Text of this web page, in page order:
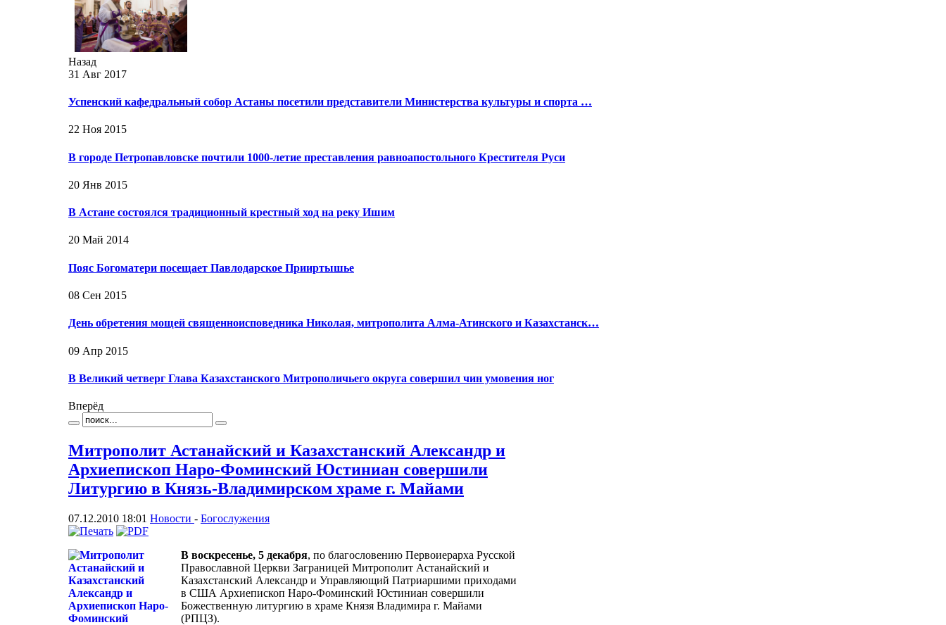
Назад
31 Авг 2017
Успенский кафедральный собор Астаны посетили представители Министерства культуры и спорта …
22 Ноя 2015
В городе Петропавловске почтили 1000-летие преставления равноапостольного Крестителя Руси
20 Янв 2015
В Астане состоялся традиционный крестный ход на реку Ишим
20 Май 2014
Пояс Богоматери посещает Павлодарское Прииртышье
08 Сен 2015
День обретения мощей священноисповедника Николая, митрополита Алма-Атинского и Казахстанск…
09 Апр 2015
В Великий четверг Глава Казахстанского Митрополичьего округа совершил чин умовения ног
Вперёд
Митрополит Астанайский и Казахстанский Александр и
Архиепископ Наро-Фоминский Юстиниан совершили
Литургию в Князь-Владимирском храме г. Майами
07.12.2010 18:01 Новости - Богослужения
В воскресенье, 5 декабря, по благословению Первоиерарха Русской
Православной Церкви Заграницей Митрополит Астанайский и
Казахстанский Александр и Управляющий Патриаршими приходами
в США Архиепископ Наро-Фоминский Юстиниан совершили
Божественную литургию в храме Князя Владимира г. Майами
(РПЦЗ).